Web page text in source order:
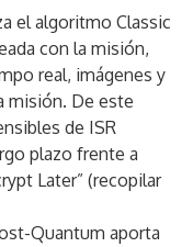
el algoritmo Classic
con la misión,
real, imágenes y
misión. De este
de ISR
plazo frente a
Later” (recopilar
Quantum aporta